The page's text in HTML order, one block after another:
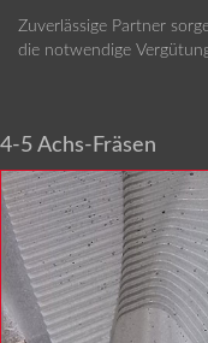
Zuverlässige Partner
die notwendige
4-5 Achs-Fräsen